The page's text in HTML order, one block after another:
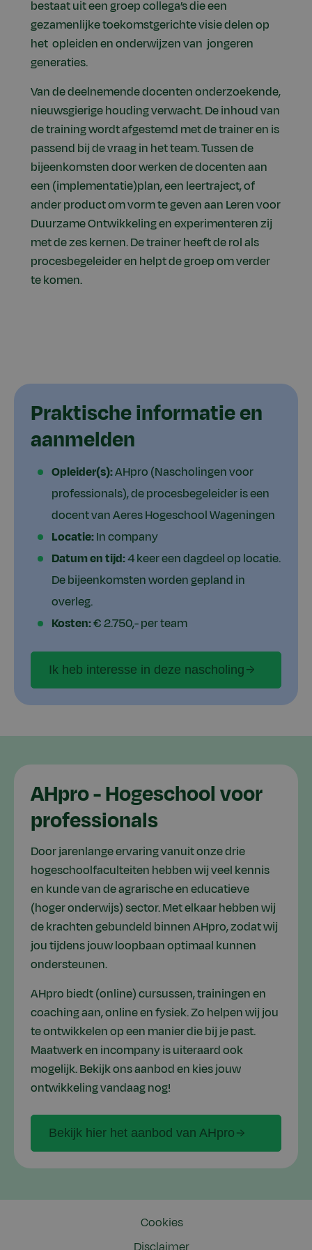
bestaat uit een groep collega’s die een
gezamenlijke toekomstgerichte visie delen op
het opleiden en onderwijzen van jongeren
generaties.
Van de deelnemende docenten onderzoekende,
nieuwsgierige houding verwacht. De inhoud van
de training wordt afgestemd met de trainer en is
passend bij de vraag in het team. Tussen de
bijeenkomsten door werken de docenten aan
een (implementatie)plan, een leertraject, of
ander product om vorm te geven aan Leren voor
Duurzame Ontwikkeling en experimenteren zij
met de zes kernen. De trainer heeft de rol als
procesbegeleider en helpt de groep om verder
te komen.
Praktische informatie en
aanmelden
Opleider(s):AHpro (Nascholingen voor
professionals), de procesbegeleider is een
docent van Aeres Hogeschool Wageningen
Locatie:In company
Datum en tijd:4 keer een dagdeel op locatie.
De bijeenkomsten worden gepland in
overleg.
Kosten:€ 2.750,- per team
Ik heb interesse in deze nascholing
AHpro - Hogeschool voor
professionals
Door jarenlange ervaring vanuit onze drie
hogeschoolfaculteiten hebben wij veel kennis
en kunde van de agrarische en educatieve
(hoger onderwijs) sector. Met elkaar hebben wij
de krachten gebundeld binnen AHpro, zodat wij
jou tijdens jouw loopbaan optimaal kunnen
ondersteunen.
AHpro biedt (online) cursussen, trainingen en
coaching aan, online en fysiek. Zo helpen wij jou
te ontwikkelen op een manier die bij je past.
Maatwerk en incompany is uiteraard ook
mogelijk. Bekijk ons aanbod en kies jouw
ontwikkeling vandaag nog!
Bekijk hier het aanbod van AHpro
Cookies